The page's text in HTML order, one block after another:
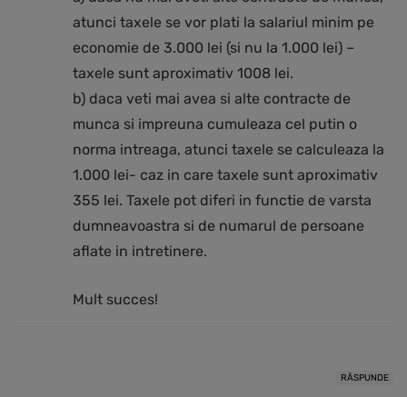
atunci taxele se vor plati la salariul minim pe
economie de 3.000 lei (si nu la 1.000 lei) –
taxele sunt aproximativ 1008 lei.
b) daca veti mai avea si alte contracte de
munca si impreuna cumuleaza cel putin o
norma intreaga, atunci taxele se calculeaza la
1.000 lei- caz in care taxele sunt aproximativ
355 lei. Taxele pot diferi in functie de varsta
dumneavoastra si de numarul de persoane
aflate in intretinere.
Mult succes!
RĂSPUNDE